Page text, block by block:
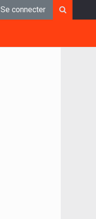
Se connecter